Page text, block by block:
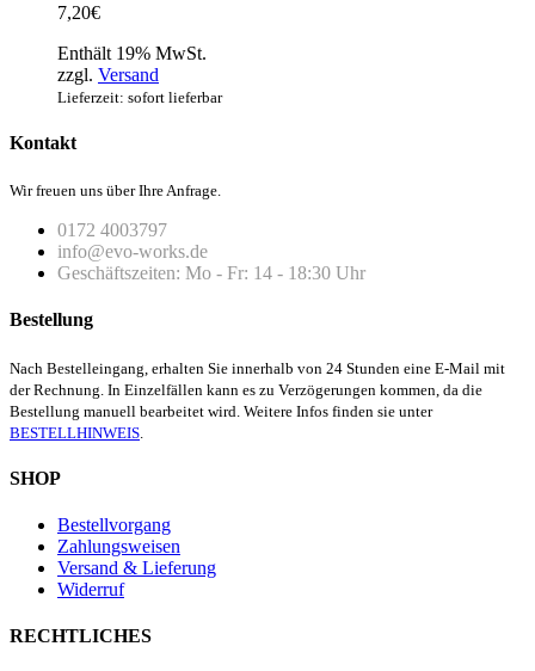
7,20€
Enthält 19% MwSt.
zzgl. Versand
Lieferzeit: sofort lieferbar
Kontakt
Wir freuen uns über Ihre Anfrage.
0172 4003797
info@evo-works.de
Geschäftszeiten: Mo - Fr: 14 - 18:30 Uhr
Bestellung
Nach Bestelleingang, erhalten Sie innerhalb von 24 Stunden eine E-Mail mit
der Rechnung. In Einzelfällen kann es zu Verzögerungen kommen, da die
Bestellung manuell bearbeitet wird. Weitere Infos finden sie unter
BESTELLHINWEIS
SHOP
Bestellvorgang
Zahlungsweisen
Versand & Lieferung
Widerruf
RECHTLICHES